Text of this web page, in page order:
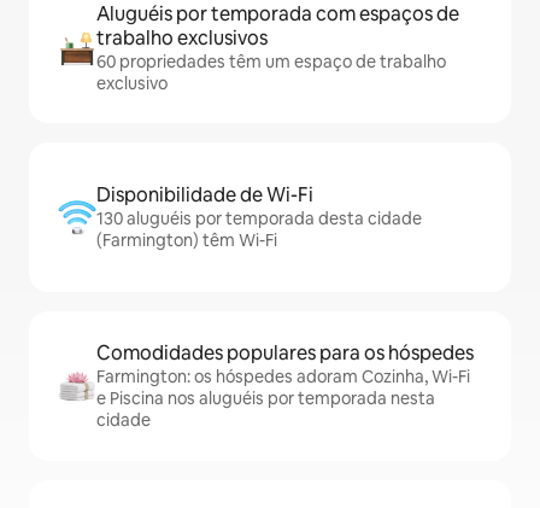
Aluguéis por temporada com espaços de
trabalho exclusivos
60 propriedades têm um espaço de trabalho
exclusivo
Disponibilidade de Wi-Fi
130 aluguéis por temporada desta cidade
(Farmington) têm Wi-Fi
Comodidades populares para os hóspedes
Farmington: os hóspedes adoram Cozinha, Wi-Fi
e Piscina nos aluguéis por temporada nesta
cidade